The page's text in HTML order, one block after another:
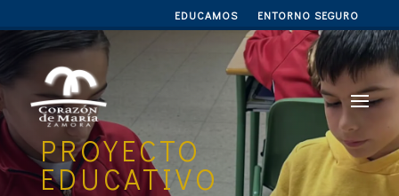
EDUCAMOS ENTORNO SEGURO
PROYECTO
EDUCATIVO